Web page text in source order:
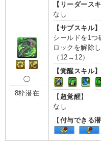
◯
8枠潜在
【リーダースキ
なし
【サブスキル】
シールドを1つ
ロックを解除
（12→12）
【覚醒スキル】
【超覚醒】
なし
【付与できる